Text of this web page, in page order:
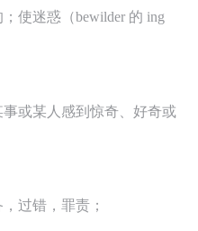
使迷惑（bewilder 的 ing
或某人感到惊奇、好奇或
过错，罪责；